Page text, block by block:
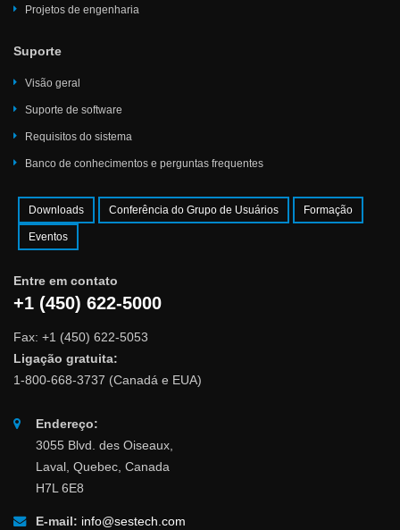
Projetos de engenharia
Suporte
Visão geral
Suporte de software
Requisitos do sistema
Banco de conhecimentos e perguntas frequentes
Downloads Conferência do Grupo de Usuários Formação
Eventos
Entre em contato
+1 (450) 622-5000
Fax: +1 (450) 622-5053
Ligação gratuita:
1-800-668-3737 (Canadá e EUA)
Endereço:
3055 Blvd. des Oiseaux,
Laval, Quebec, Canada
H7L 6E8
E-mail: info@sestech.com